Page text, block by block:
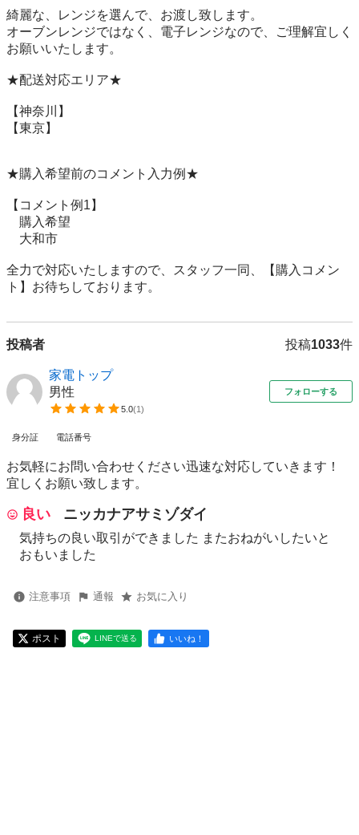
綺麗な、レンジを選んで、お渡し致します。
オーブンレンジではなく、電子レンジなので、ご理解宜しく
お願いいたします。
★配送対応エリア★
【神奈川】
【東京】
★購入希望前のコメント入力例★
【コメント例1】
購入希望
大和市
全力で対応いたしますので、スタッフ一同、【購入コメン
ト】お待ちしております。
投稿者 投稿1033件
家電トップ
男性
5.0(1)
フォローする
身分証 電話番号
お気軽にお問い合わせください迅速な対応していきます！
宜しくお願い致します。
良い ニッカナアサミゾダイ
気持ちの良い取引ができました またおねがいしたいと
おもいました
注意事項 通報 お気に入り
ポスト LINEで送る いいね！